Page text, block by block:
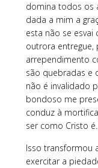
domina todos os
dada a mim a
esta não se esvai
outrora entregue,
arrependimento
são quebradas e
não é invalidado
bondoso me
conduz à
ser como Cristo é.
Isso transformou
exercitar a